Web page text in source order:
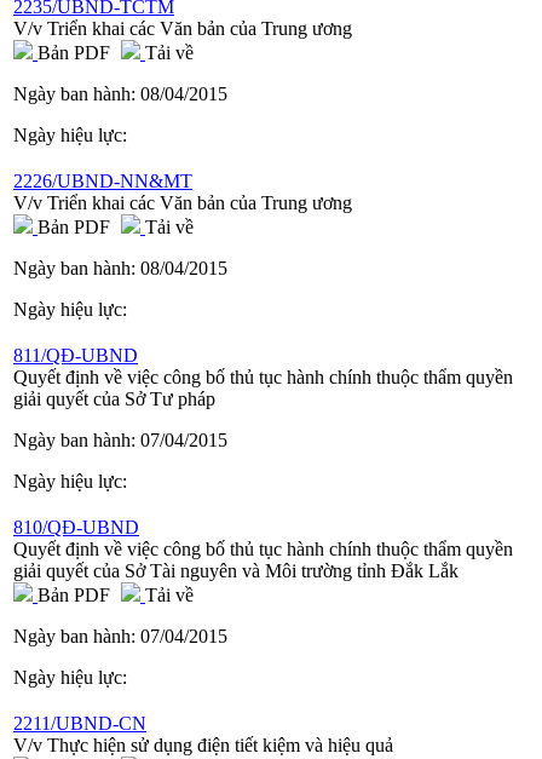
2235/UBND-TCTM
V/v Triển khai các Văn bản của Trung ương
Bản PDF
Tải về
Ngày ban hành: 08/04/2015
Ngày hiệu lực:
2226/UBND-NN&MT
V/v Triển khai các Văn bản của Trung ương
Bản PDF
Tải về
Ngày ban hành: 08/04/2015
Ngày hiệu lực:
811/QĐ-UBND
Quyết định về việc công bố thủ tục hành chính thuộc thẩm quyền
giải quyết của Sở Tư pháp
Ngày ban hành: 07/04/2015
Ngày hiệu lực:
810/QĐ-UBND
Quyết định về việc công bố thủ tục hành chính thuộc thẩm quyền
giải quyết của Sở Tài nguyên và Môi trường tỉnh Đắk Lắk
Bản PDF
Tải về
Ngày ban hành: 07/04/2015
Ngày hiệu lực:
2211/UBND-CN
V/v Thực hiện sử dụng điện tiết kiệm và hiệu quả